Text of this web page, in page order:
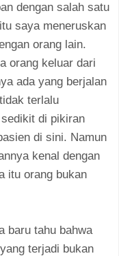
dengan salah satu
saya meneruskan
orang lain.
orang keluar dari
ada yang berjalan
terlalu
di pikiran
di sini. Namun
kenal dengan
itu orang bukan
baru tahu bahwa
terjadi bukan